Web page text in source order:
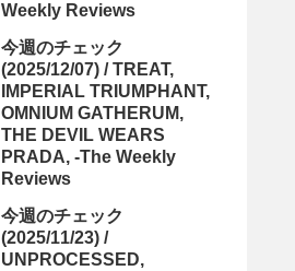
Weekly Reviews
今週のチェック
(2025/12/07) / TREAT,
IMPERIAL TRIUMPHANT,
OMNIUM GATHERUM,
THE DEVIL WEARS
PRADA, -The Weekly
Reviews
今週のチェック
(2025/11/23) /
UNPROCESSED,